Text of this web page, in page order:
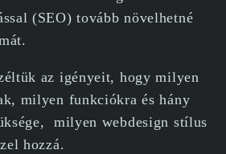
(SEO) tovább növelhetné
az igényeit, hogy milyen
milyen funkciókra és hány
milyen webdesign stílus
hozzá.